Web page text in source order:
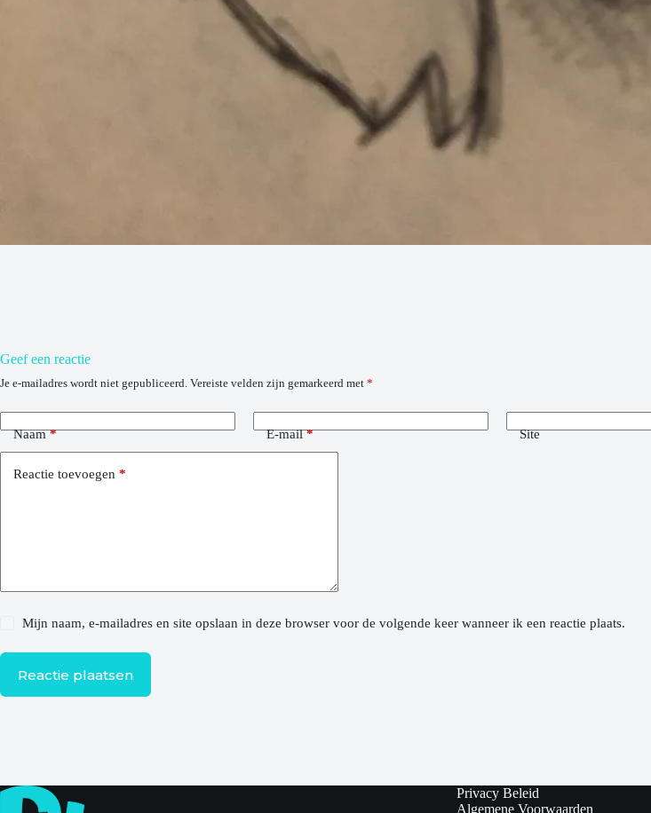
Geef een reactie
Je e-mailadres wordt niet gepubliceerd. Vereiste velden zijn gemarkeerd met *
Naam* E-mail* Site
Reactie toevoegen *
Mijn naam, e-mailadres en site opslaan in deze browser voor de volgende keer wanneer ik een reactie plaats.
Reactie plaatsen
Privacy Beleid
Algemene Voorwaarden